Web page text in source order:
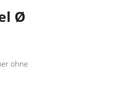
Ø
ohne